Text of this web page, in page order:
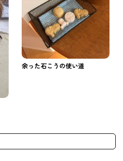
余った石こうの使い道